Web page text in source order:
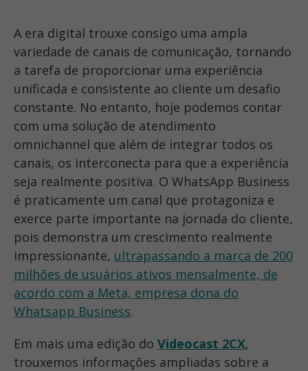
A era digital trouxe consigo uma ampla
variedade de canais de comunicação, tornando
a tarefa de proporcionar uma experiência
unificada e consistente ao cliente um desafio
constante. No entanto, hoje podemos contar
com uma solução de atendimento
omnichannel que além de integrar todos os
canais, os interconecta para que a experiência
seja realmente positiva. O WhatsApp Business
é praticamente um canal que protagoniza e
exerce parte importante na jornada do cliente,
pois demonstra um crescimento realmente
impressionante, ultrapassando a marca de 200
milhões de usuários ativos mensalmente, de
acordo com a Meta, empresa dona do
Whatsapp Business.
Em mais uma edição do Videocast 2CX,
trouxemos informações ampliadas sobre a